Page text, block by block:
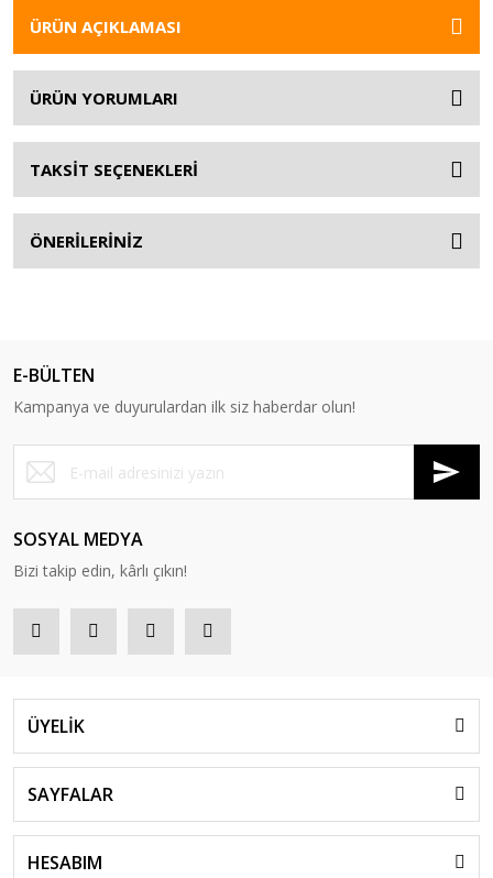
ÜRÜN AÇIKLAMASI
ÜRÜN YORUMLARI
TAKSİT SEÇENEKLERİ
ÖNERİLERİNİZ
E-BÜLTEN
Kampanya ve duyurulardan ilk siz haberdar olun!
SOSYAL MEDYA
Bizi takip edin, kârlı çıkın!
ÜYELİK
SAYFALAR
HESABIM